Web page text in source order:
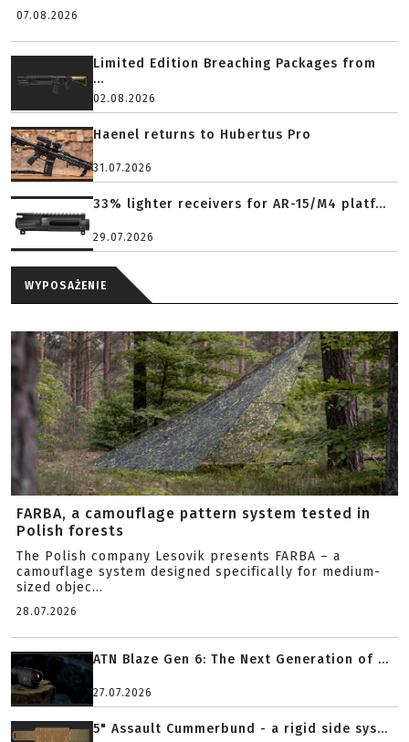
07.08.2026
Limited Edition Breaching Packages from
...
02.08.2026
Haenel returns to Hubertus Pro
31.07.2026
33% lighter receivers for AR-15/M4 platf...
29.07.2026
WYPOSAŻENIE
FARBA, a camouflage pattern system tested in
Polish forests
The Polish company Lesovik presents FARBA – a
camouflage system designed specifically for medium-
sized objec...
28.07.2026
ATN Blaze Gen 6: The Next Generation of ...
27.07.2026
5" Assault Cummerbund - a rigid side sys...